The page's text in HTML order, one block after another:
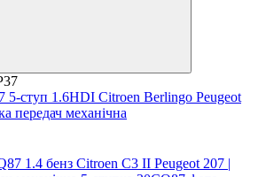
ступ 1.6HDI Citroen Berlingo Peugeot
передач механічна